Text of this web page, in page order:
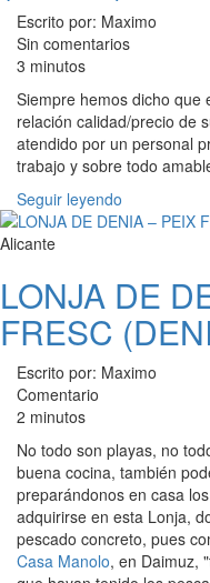
Escrito por: Maximo
Sin comentarios
3 minutos
Siempre hemos dicho que
relación calidad/precio de
atendido por un personal
trabajo y sobre todo
Seguir leyendo
Alicante
LONJA DE
FRESC
Escrito por: Maximo
Comentario
2 minutos
No todo son playas, no
buena cocina, también
preparándonos en casa
adquirirse en esta Lonja,
pescado concreto, pues
Casa Manolo, en Daimuz,